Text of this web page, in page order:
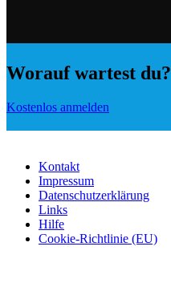
Worauf wartest du?
Kostenlos anmelden
Kontakt
Impressum
Datenschutzerklärung
Links
Hilfe
Cookie-Richtlinie (EU)